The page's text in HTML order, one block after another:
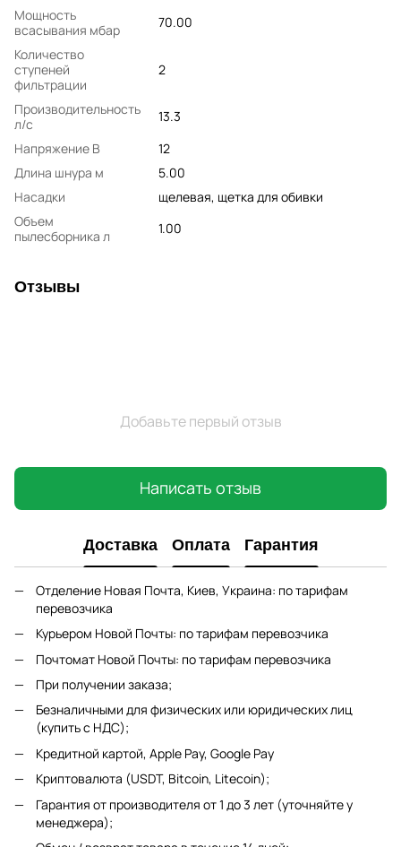
Мощность
всасывания мбар
70.00
Количество
ступеней
фильтрации
2
Производительность
л/с
13.3
Напряжение В
12
Длина шнура м
5.00
Насадки
щелевая, щетка для обивки
Объем
пылесборника л
1.00
Отзывы
Добавьте первый отзыв
Написать отзыв
Доставка Оплата Гарантия
Отделение Новая Почта, Киев, Украина: по тарифам
перевозчика
Курьером Новой Почты: по тарифам перевозчика
Почтомат Новой Почты: по тарифам перевозчика
При получении заказа;
Безналичными для физических или юридических лиц
(купить с НДС);
Кредитной картой, Apple Pay, Google Pay
Криптовалюта (USDT, Bitcoin, Litecoin);
Гарантия от производителя от 1 до 3 лет (уточняйте у
менеджера);